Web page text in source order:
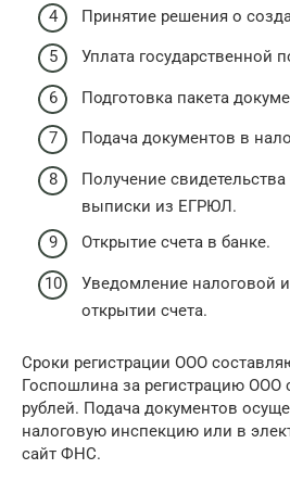
Принятие решения о
Уплата государственной
Подготовка пакета
Подача документов в
Получение
выписки из ЕГРЮЛ.
Открытие счета в банке.
Уведомление налоговой
открытии счета.
Сроки регистрации ООО
Госпошлина за регистрацию ООО
рублей. Подача документов
налоговую инспекцию или в
сайт ФНС.